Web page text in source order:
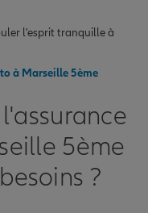
l'esprit tranquille à
à Marseille 5ème
5ème
?